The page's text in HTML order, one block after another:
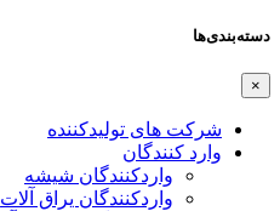
دسته‌بندی‌ها
×
شرکت های تولیدکننده
وارد کنندگان
واردکنندگان شیشه
واردکنندگان یراق آلات